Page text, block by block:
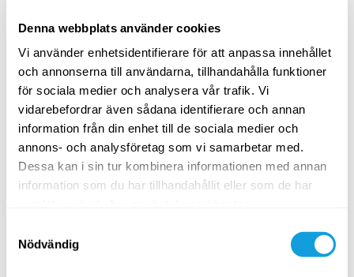
Denna webbplats använder cookies
Vi använder enhetsidentifierare för att anpassa innehållet
och annonserna till användarna, tillhandahålla funktioner
för sociala medier och analysera vår trafik. Vi
vidarebefordrar även sådana identifierare och annan
information från din enhet till de sociala medier och
annons- och analysföretag som vi samarbetar med.
Dessa kan i sin tur kombinera informationen med annan
information som du har tillhandahållit eller som de har
Nödvändig
Vägen till ett bra handstående är genom rörlighet,
stabilitet och teknik.
SPARA TILL FAVORITER
AVANCERAT